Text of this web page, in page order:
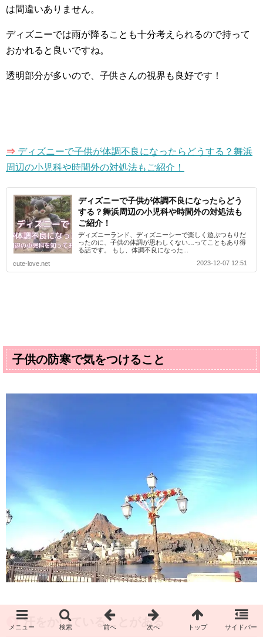
は間違いありません。
ディズニーでは雨が降ることも十分考えられるので持って
おかれると良いですね。
透明部分が多いので、子供さんの視界も良好です！
⇒ ディズニーで子供が体調不良になったらどうする？舞浜
周辺の小児科や時間外の対処法もご紹介！
ディズニーで子供が体調不良になったらどう
する？舞浜周辺の小児科や時間外の対処法も
ご紹介！
ディズニーランド、ディズニーシーで楽しく遊ぶつもりだ
ったのに、子供の体調が思わしくない…ってこともあり得
る話です。 もし、体調不良になった...
cute-love.net
2023-12-07 12:51
子供の防寒で気をつけること
汗をかいていることがある